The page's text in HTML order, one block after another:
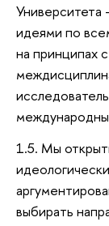
идеями по
на принципах
1.5. Мы
выбирать